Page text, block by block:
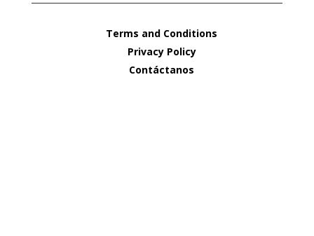
Terms and Conditions
Privacy Policy
Contáctanos